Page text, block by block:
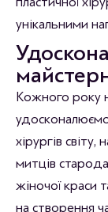
унікальними
Кожного року
хірургів
митців
жіночої краси
на створення